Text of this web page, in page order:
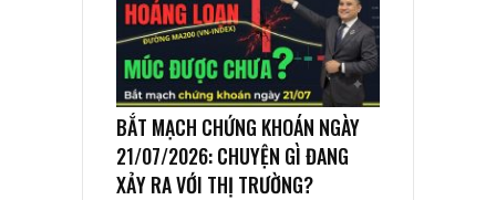
BẮT MẠCH CHỨNG KHOÁN NGÀY
21/07/2026: CHUYỆN GÌ ĐANG
XẢY RA VỚI THỊ TRƯỜNG?